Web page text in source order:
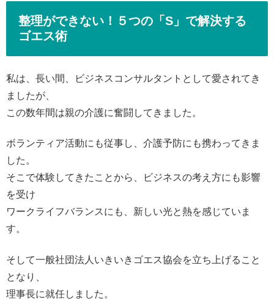
整理ができない！５つの「S」で解決する
ゴエス術
私は、長い間、ビジネスコンサルタントとして愛されてき
ましたが、
この数年間は親の介護に奮闘してきました。
ボランティア活動にも従事し、介護予防にも携わってきま
した。
そこで体験してきたことから、ビジネスの考え方にも影響
を受け
ワークライフバランスにも、新しい光と熱を感じていま
す。
そして一般社団法人いきいきゴエス協会を立ち上げること
となり、
理事長に就任しました。